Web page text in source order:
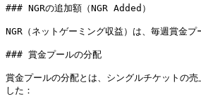
### NGRの追加額（NGR Added）
NGR（ネットゲーミング収益）は、毎週賞金
### 賞金プールの分配
賞金プールの分配とは、シングルチケットの
した：